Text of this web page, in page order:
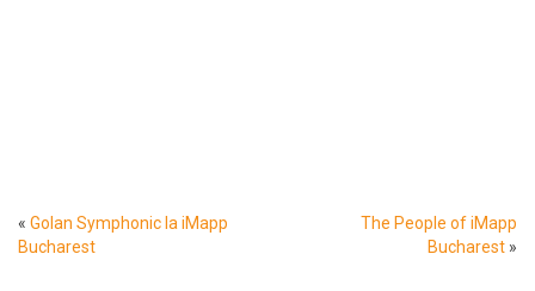
« Golan Symphonic la iMapp
Bucharest
The People of iMapp
Bucharest »